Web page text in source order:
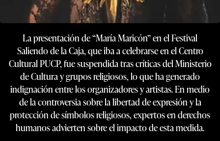
La presentación de “María Maricón” en el Festival
Saliendo de la Caja, que iba a celebrarse en el Centro
Cultural PUCP, fue suspendida tras críticas del Ministerio
de Cultura y grupos religiosos, lo que ha generado
indignación entre los organizadores y artistas. En medio
de la controversia sobre la libertad de expresión y la
protección de símbolos religiosos, expertos en derechos
humanos advierten sobre el impacto de esta medida.